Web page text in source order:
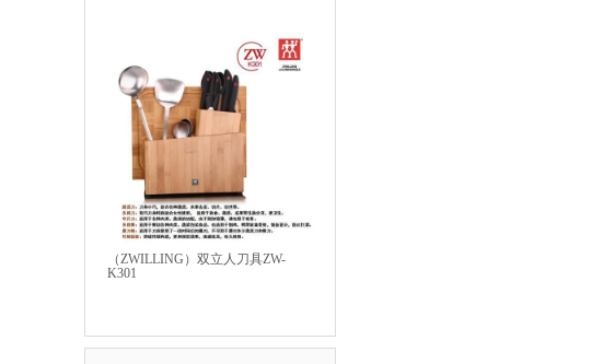
（ZWILLING）双立人刀具ZW-
K301